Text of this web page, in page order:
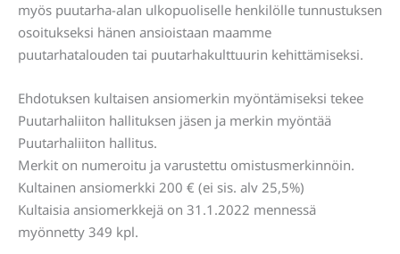
myös puutarha-alan ulkopuoliselle henkilölle tunnustuksen
osoitukseksi hänen ansioistaan maamme
puutarhatalouden tai puutarhakulttuurin kehittämiseksi.
Ehdotuksen kultaisen ansiomerkin myöntämiseksi tekee
Puutarhaliiton hallituksen jäsen ja merkin myöntää
Puutarhaliiton hallitus.
Merkit on numeroitu ja varustettu omistusmerkinnöin.
Kultainen ansiomerkki 200 € (ei sis. alv 25,5%)
Kultaisia ansiomerkkejä on 31.1.2022 mennessä
myönnetty 349 kpl.